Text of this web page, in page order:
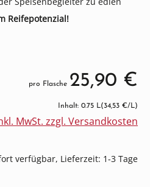
Reifepotenzial!
pro Flasche 25,90 €
Inhalt: 0.75 L(34,53 €/L)
MwSt. zzgl. Versandkosten
verfügbar, Lieferzeit: 1-3 Tage